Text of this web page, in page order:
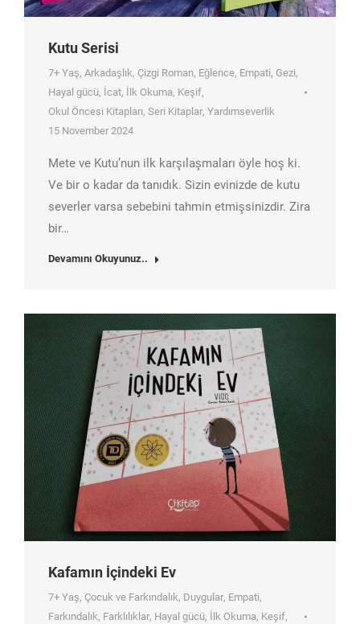
Kutu Serisi
7+ Yaş, Arkadaşlık, Çizgi Roman, Eğlence, Empati, Gezi,
Hayal gücü, İcat, İlk Okuma, Keşif,
Okul Öncesi Kitapları, Seri Kitaplar, Yardımseverlik
15 November 2024
Mete ve Kutu’nun ilk karşılaşmaları öyle hoş ki.
Ve bir o kadar da tanıdık. Sizin evinizde de kutu
severler varsa sebebini tahmin etmişsinizdir. Zira
bir…
Devamını Okuyunuz..
Kafamın İçindeki Ev
7+ Yaş, Çocuk ve Farkındalık, Duygular, Empati,
Farkındalık, Farklılıklar, Hayal gücü, İlk Okuma, Keşif,